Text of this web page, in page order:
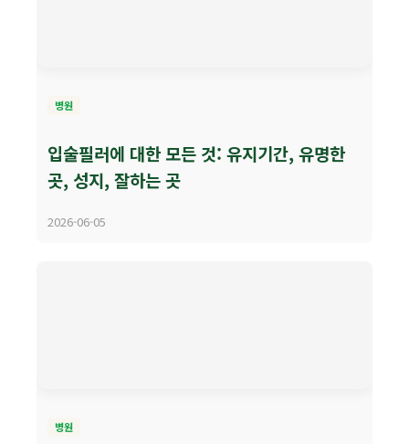
병원
입술필러에 대한 모든 것: 유지기간, 유명한
곳, 성지, 잘하는 곳
2026-06-05
병원